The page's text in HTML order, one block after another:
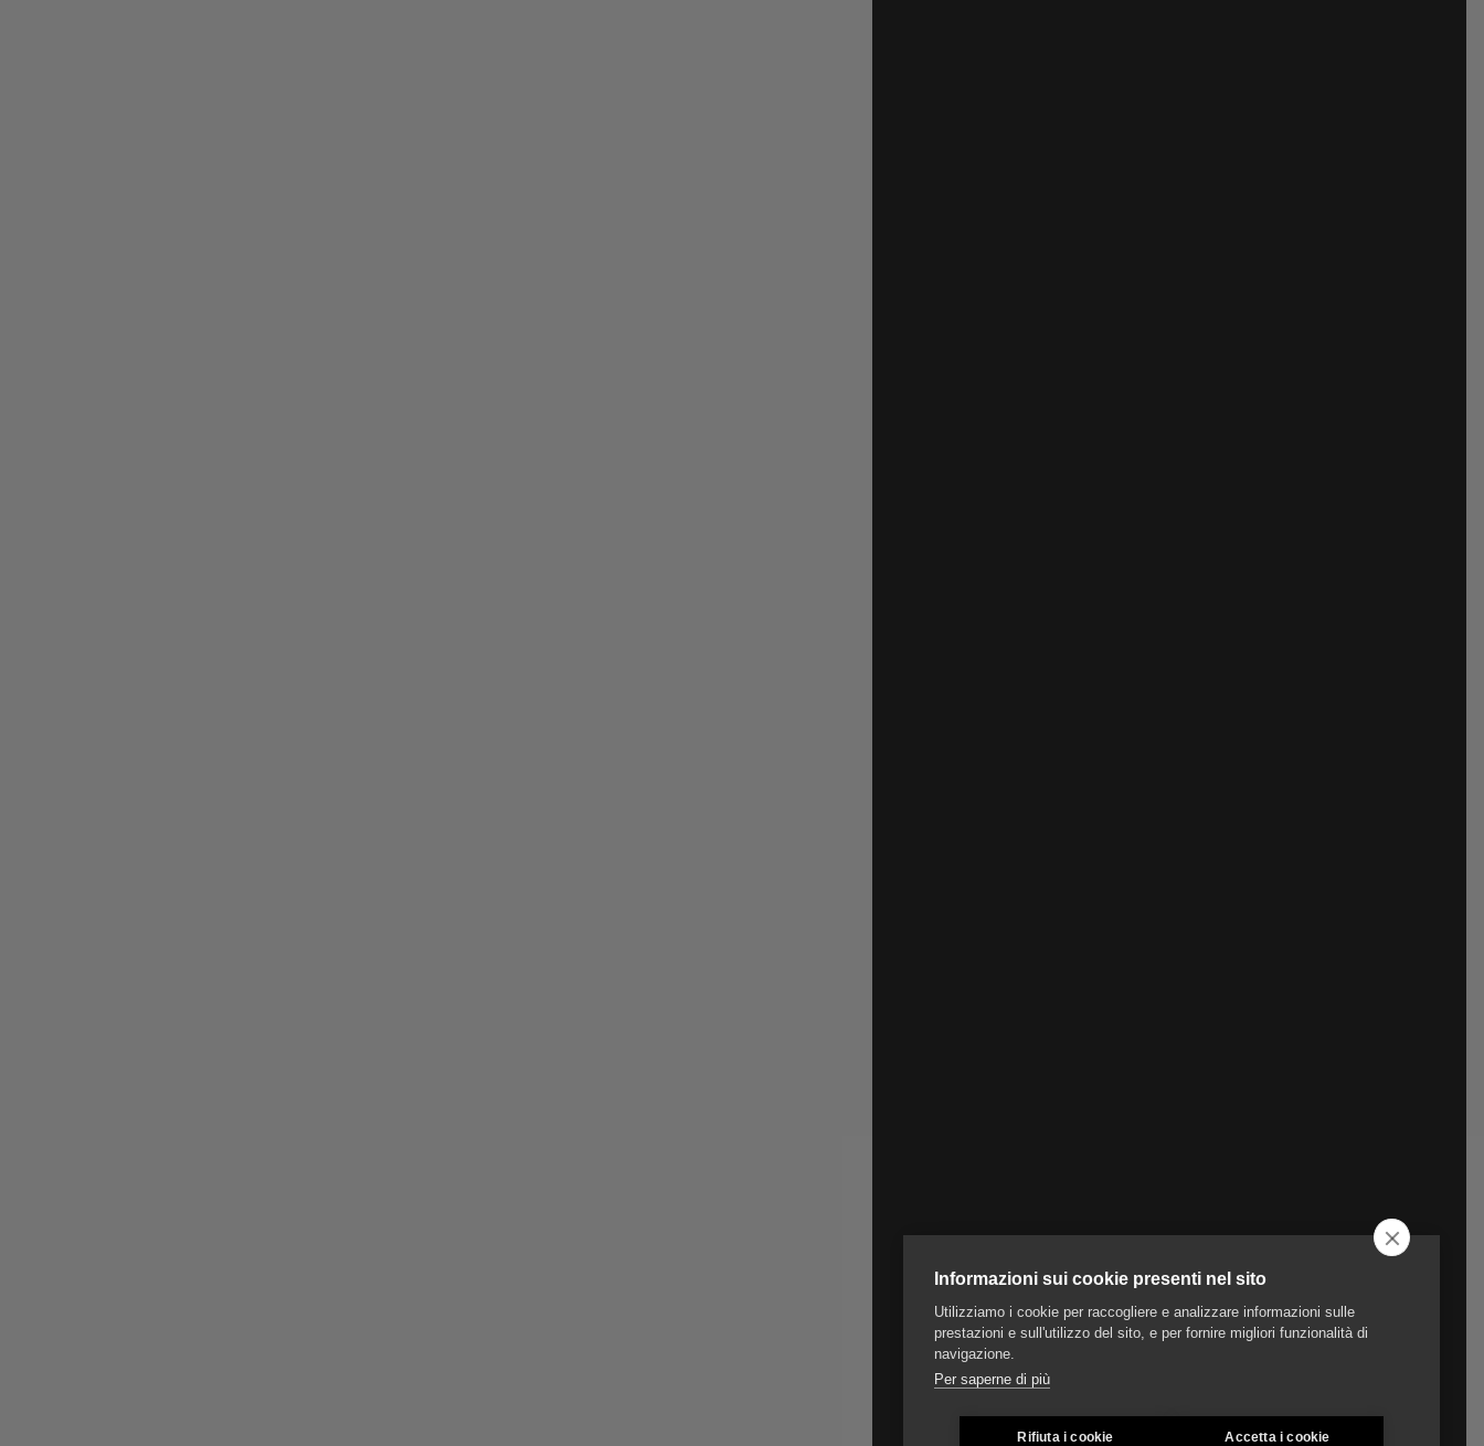
Informazioni sui cookie presenti nel sito
Utilizziamo i cookie per raccogliere e analizzare informazioni sulle
prestazioni e sull'utilizzo del sito, e per fornire migliori funzionalità di
navigazione.
Per saperne di più
Rifiuta i cookie Accetta i cookie